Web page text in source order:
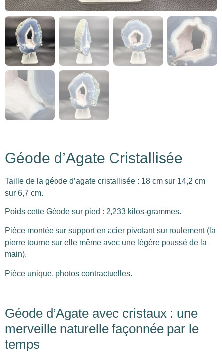
Géode d’Agate Cristallisée
Taille de la géode d’agate cristallisée : 18 cm sur 14,2 cm
sur 6,7 cm.
Poids cette Géode sur pied : 2,233 kilos-grammes.
Pièce montée sur support en acier pivotant sur roulement (la
pierre tourne sur elle même avec une légère poussé de la
main).
Pièce unique, photos contractuelles.
Géode d’Agate avec cristaux : une
merveille naturelle façonnée par le
temps